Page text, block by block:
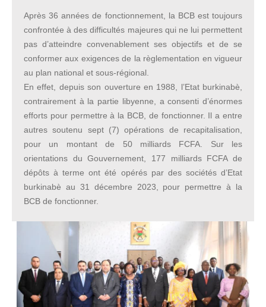
Après 36 années de fonctionnement, la BCB est toujours
confrontée à des difficultés majeures qui ne lui permettent
pas d’atteindre convenablement ses objectifs et de se
conformer aux exigences de la règlementation en vigueur
au plan national et sous-régional.
En effet, depuis son ouverture en 1988, l’Etat burkinabè,
contrairement à la partie libyenne, a consenti d’énormes
efforts pour permettre à la BCB, de fonctionner. Il a entre
autres soutenu sept (7) opérations de recapitalisation,
pour un montant de 50 milliards FCFA. Sur les
orientations du Gouvernement, 177 milliards FCFA de
dépôts à terme ont été opérés par des sociétés d’Etat
burkinabè au 31 décembre 2023, pour permettre à la
BCB de fonctionner.